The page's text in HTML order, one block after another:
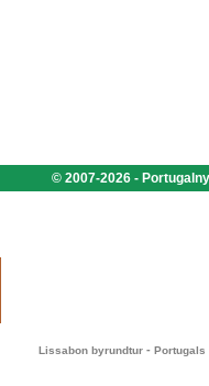
© 2007-2026 -
Lissabon byrundtur - Portugals